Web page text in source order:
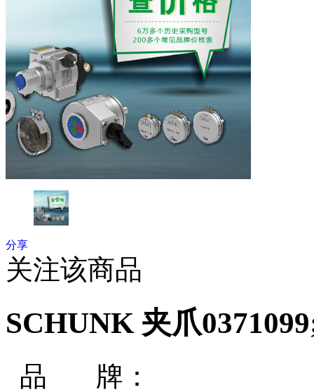
分享
关注该商品
SCHUNK 夹爪
品 牌：